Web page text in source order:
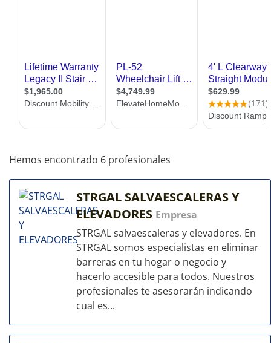
Hemos encontrado 6 profesionales
STRGAL SALVAESCALERAS Y
ELEVADORES Empresa
STRGAL salvaescaleras y elevadores. En
STRGAL somos especialistas en eliminar
barreras en tu hogar o negocio y
hacerlo accesible para todos. Nuestros
profesionales te asesorarán indicando
cual es...